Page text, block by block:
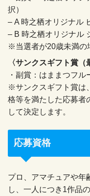
択）
– A 時之栖オリジナル
– B 時之栖オリジナル
※当選者が20歳未満の
〈サンクスギフト賞（
・副賞：はままつフ
※サンクスギフト賞は
格等を満たした応募者
して決定します。
応募資格
プロ、アマチュアや年
し、一人につき1作品